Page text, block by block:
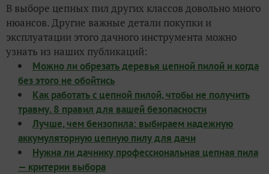
В выборе цепных пил других классов довольно много
нюансов. Другие важные детали покупки и
эксплуатации этого дачного инструмента можно
узнать из наших публикаций:
Можно ли обрезать деревья цепной пилой и когда
без этого не обойтись
Как работать с цепной пилой, чтобы не получить
травму. 8 правил для вашей безопасности
Лучше, чем бензопила: выбираем надежную
аккумуляторную цепную пилу для дачи
Нужна ли дачнику профессиональная цепная пила
— критерии выбора